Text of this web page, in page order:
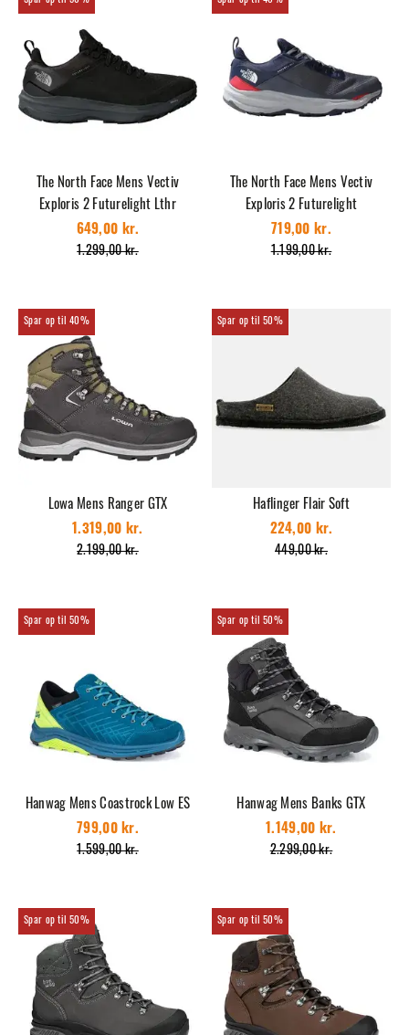
The North Face Mens Vectiv
Exploris 2 Futurelight Lthr
1.299,00 kr.
649,00 kr.
The North Face Mens Vectiv
Exploris 2 Futurelight
1.199,00 kr.
719,00 kr.
40%
Lowa Mens Ranger GTX
2.199,00 kr.
1.319,00 kr.
50%
Haflinger Flair Soft
449,00 kr.
224,00 kr.
50%
Hanwag Mens Coastrock Low ES
1.599,00 kr.
799,00 kr.
50%
Hanwag Mens Banks GTX
2.299,00 kr.
1.149,00 kr.
50% 50%